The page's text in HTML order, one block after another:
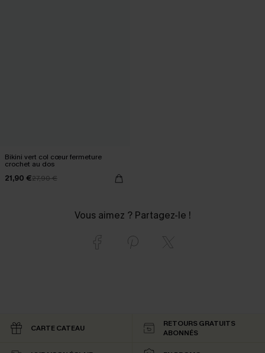
Bikini vert col cœur fermeture
crochet au dos
21,90 €27,90 €
Vous aimez ? Partagez-le !
CARTE CATEAU
RETOURS GRATUITS
ABONNÉS